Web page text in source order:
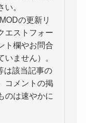
。
の更新リ
エストフォー
ト欄やお問合
ません）。
は該当記事の
コメントの掲
のは速やかに